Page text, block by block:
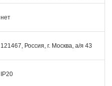
нет
121467, Россия, г. Москва, а/я 43
IP20